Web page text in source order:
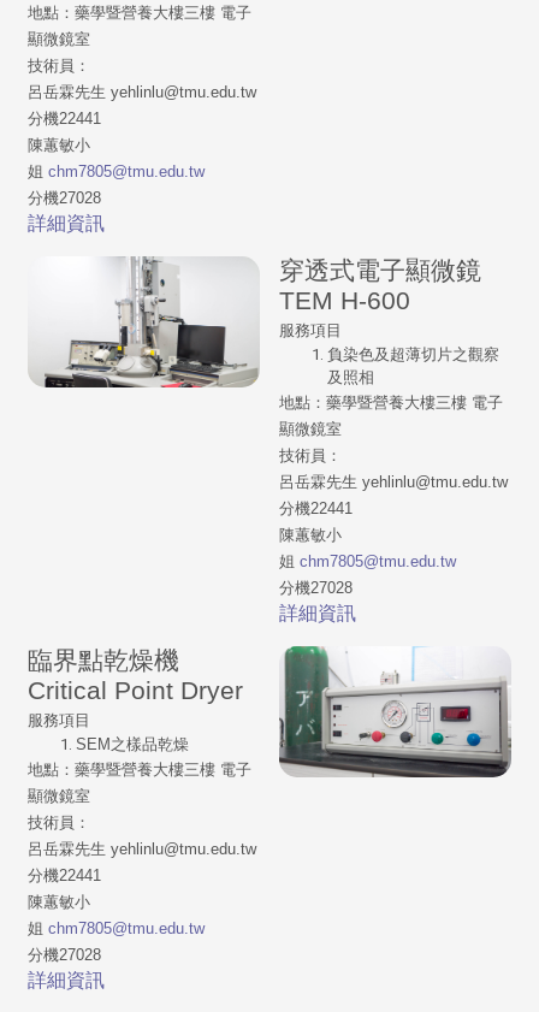
地點：藥學暨營養大樓三樓 電子
顯微鏡室
技術員：
呂岳霖先生 yehlinlu@tmu.edu.tw
分機22441
陳蕙敏小
姐 chm7805@tmu.edu.tw
分機27028
詳細資訊
穿透式電子顯微鏡
TEM H-600
服務項目
負染色及超薄切片之觀察
及照相
地點：藥學暨營養大樓三樓 電子
顯微鏡室
技術員：
呂岳霖先生 yehlinlu@tmu.edu.tw
分機22441
陳蕙敏小
姐 chm7805@tmu.edu.tw
分機27028
詳細資訊
臨界點乾燥機
Critical Point Dryer
服務項目
SEM之樣品乾燥
地點：藥學暨營養大樓三樓 電子
顯微鏡室
技術員：
呂岳霖先生 yehlinlu@tmu.edu.tw
分機22441
陳蕙敏小
姐 chm7805@tmu.edu.tw
分機27028
詳細資訊